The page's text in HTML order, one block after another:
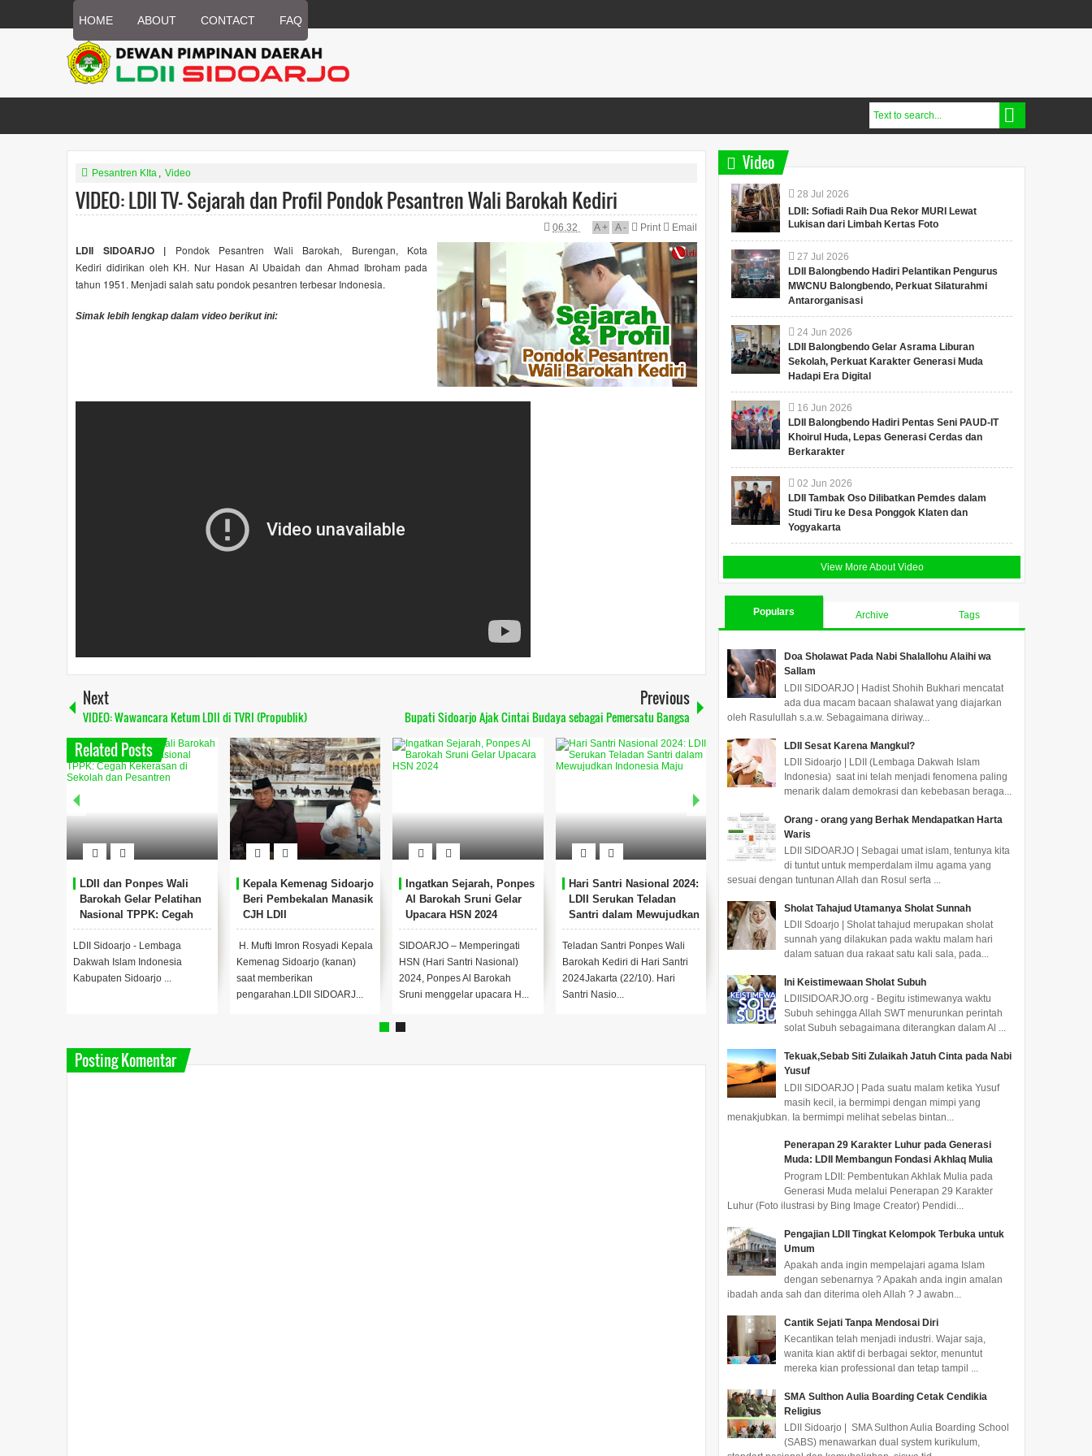
HOME ABOUT CONTACT FAQ
Pesantren KIta , Video
VIDEO: LDII TV- Sejarah dan Profil Pondok Pesantren Wali Barokah Kediri
06.32 A+ A- Print Email
LDII SIDOARJO |
Pondok Pesantren Wali Barokah, Burengan, Kota
Kediri didirikan oleh KH. Nur Hasan Al Ubaidah dan Ahmad Ibroham pada
tahun 1951. Menjadi salah satu pondok pesantren terbesar Indonesia.
Simak lebih lengkap dalam video berikut ini:
Next
VIDEO: Wawancara Ketum LDII di TVRI (Propublik)
Previous
Bupati Sidoarjo Ajak Cintai Budaya sebagai Pemersatu Bangsa
Related Posts
LDII dan Ponpes Wali
Barokah Gelar Pelatihan
Nasional TPPK: Cegah
Kekerasan di Sekolah dan
Pesantren
LDII Sidoarjo - Lembaga
Dakwah Islam Indonesia
Kabupaten Sidoarjo ...
Kepala Kemenag Sidoarjo
Beri Pembekalan Manasik
CJH LDII
H. Mufti Imron Rosyadi Kepala
Kemenag Sidoarjo (kanan)
saat memberikan
pengarahan.LDII SIDOARJ...
Ingatkan Sejarah, Ponpes
Al Barokah Sruni Gelar
Upacara HSN 2024
SIDOARJO – Memperingati
HSN (Hari Santri Nasional)
2024, Ponpes Al Barokah
Sruni menggelar upacara H...
Hari Santri Nasional 2024:
LDII Serukan Teladan
Santri dalam Mewujudkan
Indonesia Maju
Teladan Santri Ponpes Wali
Barokah Kediri di Hari Santri
2024Jakarta (22/10). Hari
Santri Nasio...
Songsong Hari Santri,
Ponpes Al Barokah Sruni
Sosialisasi Penanaman
Karakter Luhur
SIDOARJO – Menyongsong
Nasional 2024, Ponpes Al
Barokah Sruni, salah satu
pon...
Santri Ponpes Al Barokah
Bersih dalam
Memperingati Hari Santri
LDII SIDOARJO - Dalam
rangka memperingati Hari
Santri, Ponpes Al Barokah
salah satu pondok naungan
d...
Posting Komentar
Video
28 Jul 2026
LDII: Sofiadi Raih Dua Rekor MURI Lewat
Lukisan dari Limbah Kertas Foto
27 Jul 2026
LDII Balongbendo Hadiri Pelantikan Pengurus
MWCNU Balongbendo, Perkuat Silaturahmi
Antarorganisasi
24 Jun 2026
LDII Balongbendo Gelar Asrama Liburan
Sekolah, Perkuat Karakter Generasi Muda
Hadapi Era Digital
16 Jun 2026
LDII Balongbendo Hadiri Pentas Seni PAUD-IT
Khoirul Huda, Lepas Generasi Cerdas dan
Berkarakter
02 Jun 2026
LDII Tambak Oso Dilibatkan Pemdes dalam
Studi Tiru ke Desa Ponggok Klaten dan
Yogyakarta
View More About Video
Populars Archive Tags
Doa Sholawat Pada Nabi Shalallohu Alaihi wa
Sallam
LDII SIDOARJO | Hadist Shohih Bukhari mencatat
ada dua macam bacaan shalawat yang diajarkan
oleh Rasulullah s.a.w. Sebagaimana diriway...
LDII Sesat Karena Mangkul?
LDII Sidoarjo | LDII (Lembaga Dakwah Islam
Indonesia) saat ini telah menjadi fenomena paling
menarik dalam demokrasi dan kebebasan beraga...
Orang - orang yang Berhak Mendapatkan Harta
Waris
LDII SIDOARJO | Sebagai umat islam, tentunya kita
di tuntut untuk memperdalam ilmu agama yang
sesuai dengan tuntunan Allah dan Rosul serta ...
Sholat Tahajud Utamanya Sholat Sunnah
LDII Sdoarjo | Sholat tahajud merupakan sholat
sunnah yang dilakukan pada waktu malam hari
dalam satuan dua rakaat satu kali sala, pada...
Ini Keistimewaan Sholat Subuh
LDIISIDOARJO.org - Begitu istimewanya waktu
Subuh sehingga Allah SWT menurunkan perintah
solat Subuh sebagaimana diterangkan dalam Al ...
Tekuak,Sebab Siti Zulaikah Jatuh Cinta pada Nabi
Yusuf
LDII SIDOARJO | Pada suatu malam ketika Yusuf
masih kecil, ia bermimpi dengan mimpi yang
menakjubkan. Ia bermimpi melihat sebelas bintan...
Penerapan 29 Karakter Luhur pada Generasi
Muda: LDII Membangun Fondasi Akhlaq Mulia
Program LDII: Pembentukan Akhlak Mulia pada
Generasi Muda melalui Penerapan 29 Karakter
Luhur (Foto ilustrasi by Bing Image Creator) Pendidi...
Pengajian LDII Tingkat Kelompok Terbuka untuk
Umum
Apakah anda ingin mempelajari agama Islam
dengan sebenarnya ? Apakah anda ingin amalan
ibadah anda sah dan diterima oleh Allah ? J awabn...
Cantik Sejati Tanpa Mendosai Diri
Kecantikan telah menjadi industri. Wajar saja,
wanita kian aktif di berbagai sektor, menuntut
mereka kian professional dan tetap tampil ...
SMA Sulthon Aulia Boarding Cetak Cendikia
Religius
LDII Sidoarjo | SMA Sulthon Aulia Boarding School
(SABS) menawarkan dual system kurikulum,